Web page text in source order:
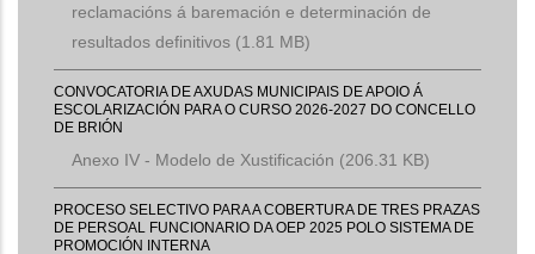
reclamacións á baremación e determinación de
resultados definitivos (1.81 MB)
CONVOCATORIA DE AXUDAS MUNICIPAIS DE APOIO Á
ESCOLARIZACIÓN PARA O CURSO 2026-2027 DO CONCELLO
DE BRIÓN
Anexo IV - Modelo de Xustificación (206.31 KB)
PROCESO SELECTIVO PARA A COBERTURA DE TRES PRAZAS
DE PERSOAL FUNCIONARIO DA OEP 2025 POLO SISTEMA DE
PROMOCIÓN INTERNA